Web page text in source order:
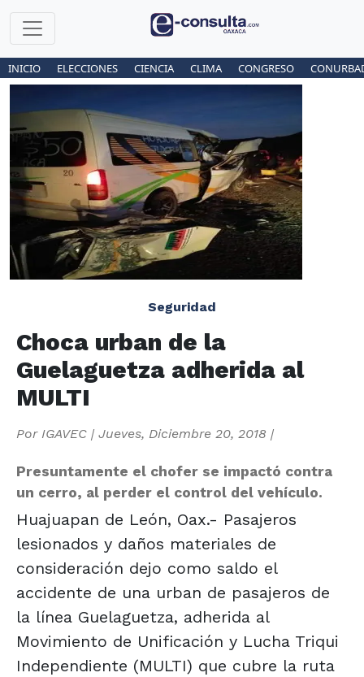
INICIO ELECCIONES CIENCIA CLIMA CONGRESO
Seguridad
Choca urban de la
Guelaguetza adherida al
MULTI
Por IGAVEC | Jueves, Diciembre 20, 2018 |
Presuntamente el chofer se impactó contra
un cerro, al perder el control del vehículo.
Huajuapan de León, Oax.- Pasajeros
lesionados y daños materiales de
consideración dejo como saldo el
accidente de una urban de pasajeros de
la línea Guelaguetza, adherida al
Movimiento de Unificación y Lucha Triqui
Independiente (MULTI) que cubre la ruta